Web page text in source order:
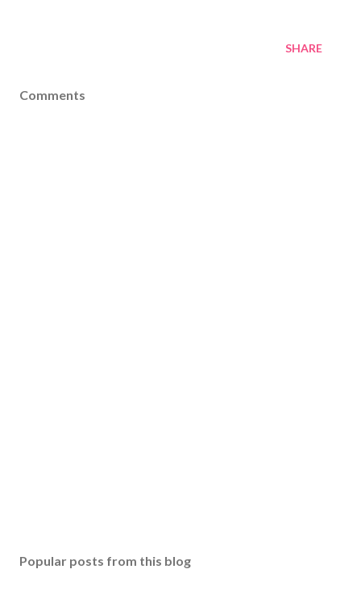
SHARE
Comments
Popular posts from this blog